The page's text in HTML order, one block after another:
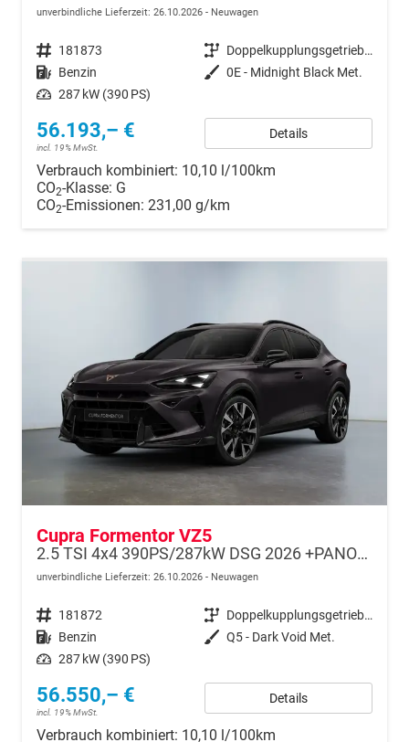
unverbindliche Lieferzeit: 26.10.2026 Neuwagen
Fahrzeugnr. 181873 Getriebe
Doppelkupplungsgetriebe (DSG)
Kraftstoff Benzin Außenfarbe 0E - Midnight Black Met.
Leistung 287 kW (390 PS)
56.193,– €
incl. 19% MwSt.
Details
Verbrauch kombiniert: 10,10 l/100km
CO2-Klasse: G
CO2-Emissionen: 231,00 g/km
Cupra Formentor VZ5
2.5 TSI 4x4 390PS/287kW DSG 2026 +PANO+3 Jahre Garantie+360+MATRIX
unverbindliche Lieferzeit: 26.10.2026 Neuwagen
Fahrzeugnr. 181872 Getriebe
Doppelkupplungsgetriebe (DSG)
Kraftstoff Benzin Außenfarbe Q5 - Dark Void Met.
Leistung 287 kW (390 PS)
56.550,– €
incl. 19% MwSt.
Details
Verbrauch kombiniert: 10,10 l/100km